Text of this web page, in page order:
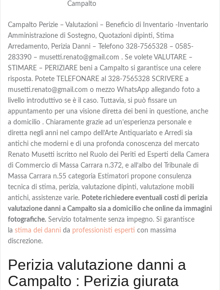
Campalto
Campalto Perizie – Valutazioni – Beneficio di Inventario -Inventario
Amministrazione di Sostegno, Quotazioni dipinti, Stima
Arredamento, Perizia Danni – Telefono 328-7565328 – 0585-
283390 – musetti.renato@gmail.com . Se volete VALUTARE –
STIMARE – PERIZIARE beni a Campalto si garantisce una celere
risposta. Potete TELEFONARE al 328-7565328 SCRIVERE a
musetti.renato@gmail.com o mezzo WhatsApp allegando foto a
livello introduttivo se è il caso. Tuttavia, si può fissare un
appuntamento per una visione diretta dei beni in questione, anche
a domicilio . Chiaramente grazie ad un’esperienza personale e
diretta negli anni nel campo dell’Arte Antiquariato e Arredi sia
antichi che moderni e di una profonda conoscenza del mercato
Renato Musetti iscritto nel Ruolo dei Periti ed Esperti della Camera
di Commercio di Massa Carrara n.372, e all’albo del Tribunale di
Massa Carrara n.55 categoria Estimatori propone consulenza
tecnica di stima, perizia, valutazione dipinti, valutazione mobili
antichi, assistenze varie. Potete richiedere eventuali costi di perizia
valutazione danni a Campalto sia a domicilio che online da immagini
fotografiche. Servizio totalmente senza impegno. Si garantisce
la stima dei danni da professionisti esperti con massima
discrezione.
Perizia valutazione danni a
Campalto : Perizia giurata